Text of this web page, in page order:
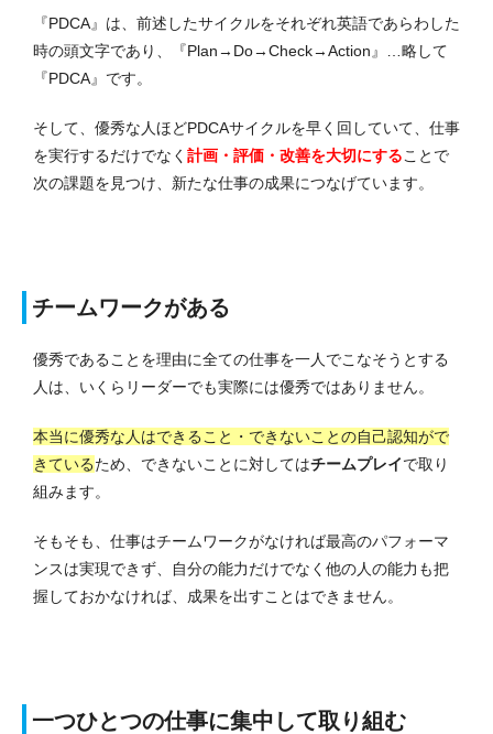
『PDCA』は、前述したサイクルをそれぞれ英語であらわした
時の頭文字であり、『Plan→Do→Check→Action』…略して
『PDCA』です。
そして、優秀な人ほどPDCAサイクルを早く回していて、仕事
を実行するだけでなく 計画・評価・改善を大切にすることで
次の課題を見つけ、新たな仕事の成果につなげています。
チームワークがある
優秀であることを理由に全ての仕事を一人でこなそうとする
人は、いくらリーダーでも実際には優秀ではありません。
本当に優秀な人はできること・できないことの自己認知がで
きているため、できないことに対してはチームプレイで取り
組みます。
そもそも、仕事はチームワークがなければ最高のパフォーマ
ンスは実現できず、自分の能力だけでなく他の人の能力も把
握しておかなければ、成果を出すことはできません。
一つひとつの仕事に集中して取り組む